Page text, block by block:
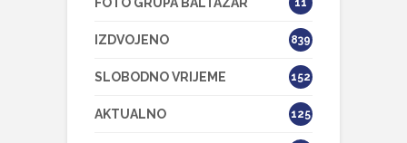
11
IZDVOJENO 839
SLOBODNO VRIJEME 152
AKTUALNO 125